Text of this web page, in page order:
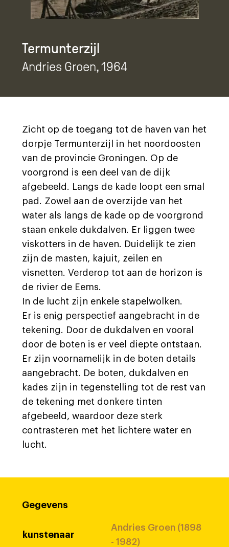
Termunterzijl
Andries Groen, 1964
Zicht op de toegang tot de haven van het
dorpje Termunterzijl in het noordoosten
van de provincie Groningen. Op de
voorgrond is een deel van de dijk
afgebeeld. Langs de kade loopt een smal
pad. Zowel aan de overzijde van het
water als langs de kade op de voorgrond
staan enkele dukdalven. Er liggen twee
viskotters in de haven. Duidelijk te zien
zijn de masten, kajuit, zeilen en
visnetten. Verderop tot aan de horizon is
de rivier de Eems.
In de lucht zijn enkele stapelwolken.
Er is enig perspectief aangebracht in de
tekening. Door de dukdalven en vooral
door de boten is er veel diepte ontstaan.
Er zijn voornamelijk in de boten details
aangebracht. De boten, dukdalven en
kades zijn in tegenstelling tot de rest van
de tekening met donkere tinten
afgebeeld, waardoor deze sterk
contrasteren met het lichtere water en
lucht.
Gegevens
kunstenaar
Andries Groen (1898
- 1982)